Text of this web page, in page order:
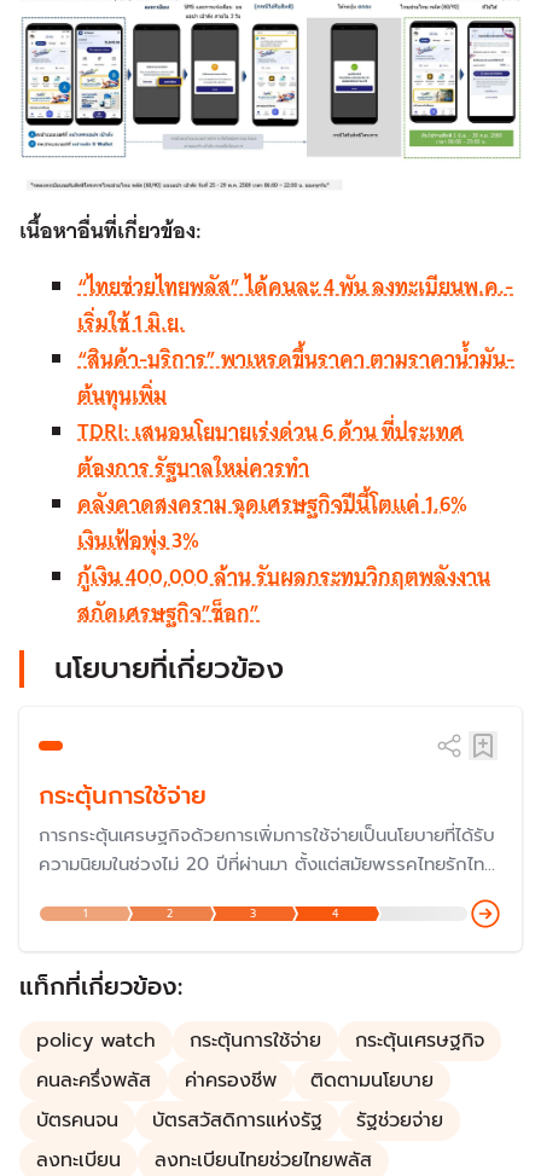
เนื้อหาอื่นที่เกี่ยวข้อง:
“ไทยช่วยไทยพลัส” ได้คนละ 4 พัน ลงทะเบียนพ.ค.-
เริ่มใช้ 1 มิ.ย.
“สินค้า-บริการ” พาเหรดขึ้นราคา ตามราคาน้ำมัน-
ต้นทุนเพิ่ม
TDRI: เสนอนโยบายเร่งด่วน 6 ด้าน ที่ประเทศ
ต้องการ รัฐบาลใหม่ควรทำ
คลังคาดสงคราม ฉุดเศรษฐกิจปีนี้โตแค่ 1.6%
เงินเฟ้อพุ่ง 3%
กู้เงิน 400,000 ล้าน รับผลกระทบวิกฤตพลังงาน
สกัดเศรษฐกิจ”ช็อก”
นโยบายที่เกี่ยวข้อง
กระตุ้นการใช้จ่าย
การกระตุ้นเศรษฐกิจด้วยการเพิ่มการใช้จ่ายเป็นนโยบายที่ได้รับ
ความนิยมในช่วงไม่ 20 ปีที่ผ่านมา ตั้งแต่สมัยพรรคไทยรักไทย
แม้ว่าจะถูกวิพากษ์วิจารณ์ในเรื่องความสมเหตุสมผล ที่ผ่านมา
รัฐบาลอาจกระตุ้นด้วยมาตรการ "ลดหย่อนภาษี" "แจกเงินเข้า
บัญโดยตรง" หรือ ออกเงินให้บางส่วน เช่น "คนละครึ่ง"
1 2 3 4
แท็กที่เกี่ยวข้อง:
policy watch กระตุ้นการใช้จ่าย
กระตุ้นเศรษฐกิจ
คนละครึ่งพลัส
ค่าครองชีพ
ติดตามนโยบาย
บัตรคนจน
บัตรสวัสดิการแห่งรัฐ
รัฐช่วยจ่าย
ลงทะเบียน
ลงทะเบียนไทยช่วยไทยพลัส